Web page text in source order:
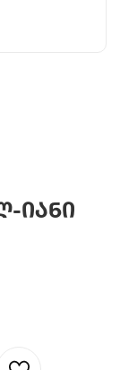
Იანი